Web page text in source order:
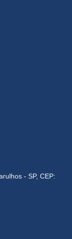
- SP, CEP: